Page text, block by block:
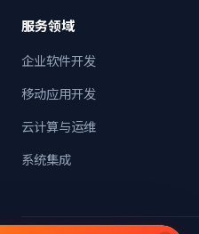
服务领域
企业软件开发
移动应用开发
云计算与运维
系统集成